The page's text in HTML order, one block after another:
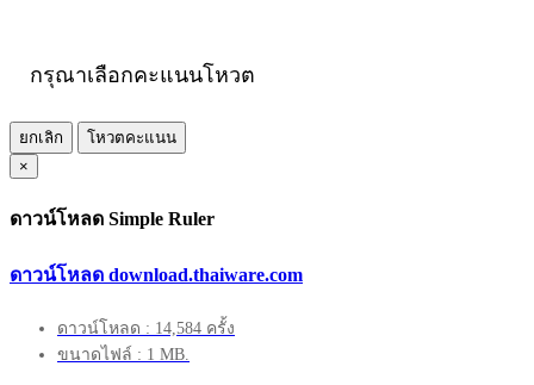
กรุณาเลือกคะแนนโหวต
ยกเลิก
โหวตคะแนน
×
ดาวน์โหลด Simple Ruler
ดาวน์โหลด download.thaiware.com
ดาวน์โหลด : 14,584 ครั้ง
ขนาดไฟล์ : 1 MB.